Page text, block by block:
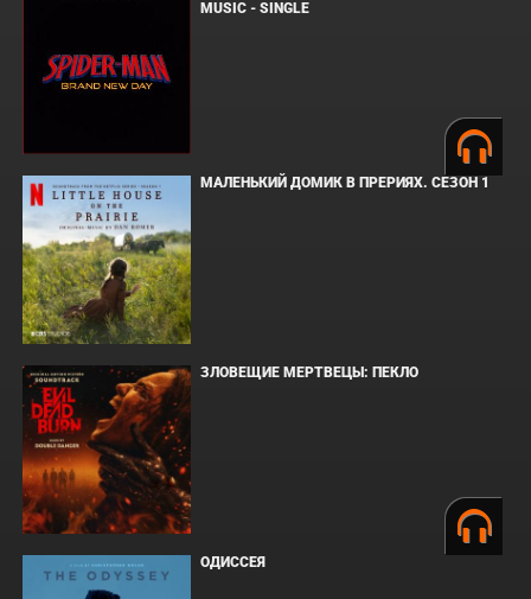
MUSIC - SINGLE
МАЛЕНЬКИЙ ДОМИК В ПРЕРИЯХ. СЕЗОН 1
ЗЛОВЕЩИЕ МЕРТВЕЦЫ: ПЕКЛО
ОДИССЕЯ